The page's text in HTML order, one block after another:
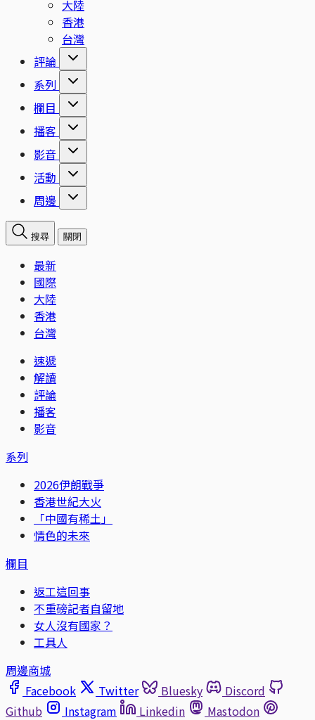
大陸
香港
台灣
評論
系列
欄目
播客
影音
活動
周邊
搜尋 關閉
最新
國際
大陸
香港
台灣
速遞
解讀
評論
播客
影音
系列
2026伊朗戰爭
香港世紀大火
「中國有稀土」
情色的未來
欄目
返工這回事
不重磅記者自留地
女人沒有國家？
工具人
周邊商城
Facebook
Twitter Bluesky
Discord
Github
Instagram Linkedin
Mastodon